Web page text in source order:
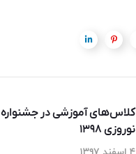
کلاس‌های آموزشی در جشنواره
نوروزی ۱۳۹۸